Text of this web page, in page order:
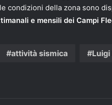
condizioni della zona sono
e mensili dei Campi
attività sismica